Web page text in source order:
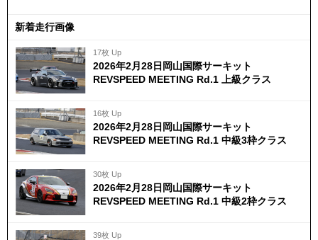
新着走行画像
17枚 Up
2026年2月28日岡山国際サーキット
REVSPEED MEETING Rd.1 上級クラス
16枚 Up
2026年2月28日岡山国際サーキット
REVSPEED MEETING Rd.1 中級3枠クラス
30枚 Up
2026年2月28日岡山国際サーキット
REVSPEED MEETING Rd.1 中級2枠クラス
39枚 Up